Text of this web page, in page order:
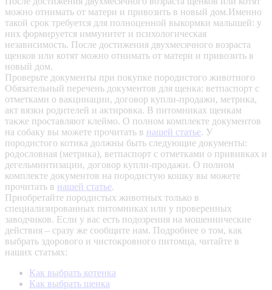
можно отнимать от матери и привозить в новый дом.Именно
такой срок требуется для полноценной выкормки малышей: у
них формируется иммунитет и психологическая
независимость. После достижения двухмесячного возраста
щенков или котят можно отнимать от матери и привозить в
новый дом.
Проверьте документы при покупке породистого животного
Обязательный перечень документов для щенка: ветпаспорт с
отметками о вакцинации, договор купли-продажи, метрика,
акт вязки родителей и актировка. В питомниках щенкам
также проставляют клеймо. О полном комплекте документов
на собаку вы можете прочитать в нашей статье. У
породистого котика должны быть следующие документы:
родословная (метрика), ветпаспорт с отметками о прививках и
дегельминтизации, договор купли-продажи. О полном
комплекте документов на породистую кошку вы можете
прочитать в нашей статье.
Приобретайте породистых животных только в
специализированных питомниках или у проверенных
заводчиков. Если у вас есть подозрения на мошеннические
действия – сразу же сообщите нам. Подробнее о том, как
выбрать здорового и чистокровного питомца, читайте в
наших статьях:
Как выбрать котенка
Как выбрать щенка